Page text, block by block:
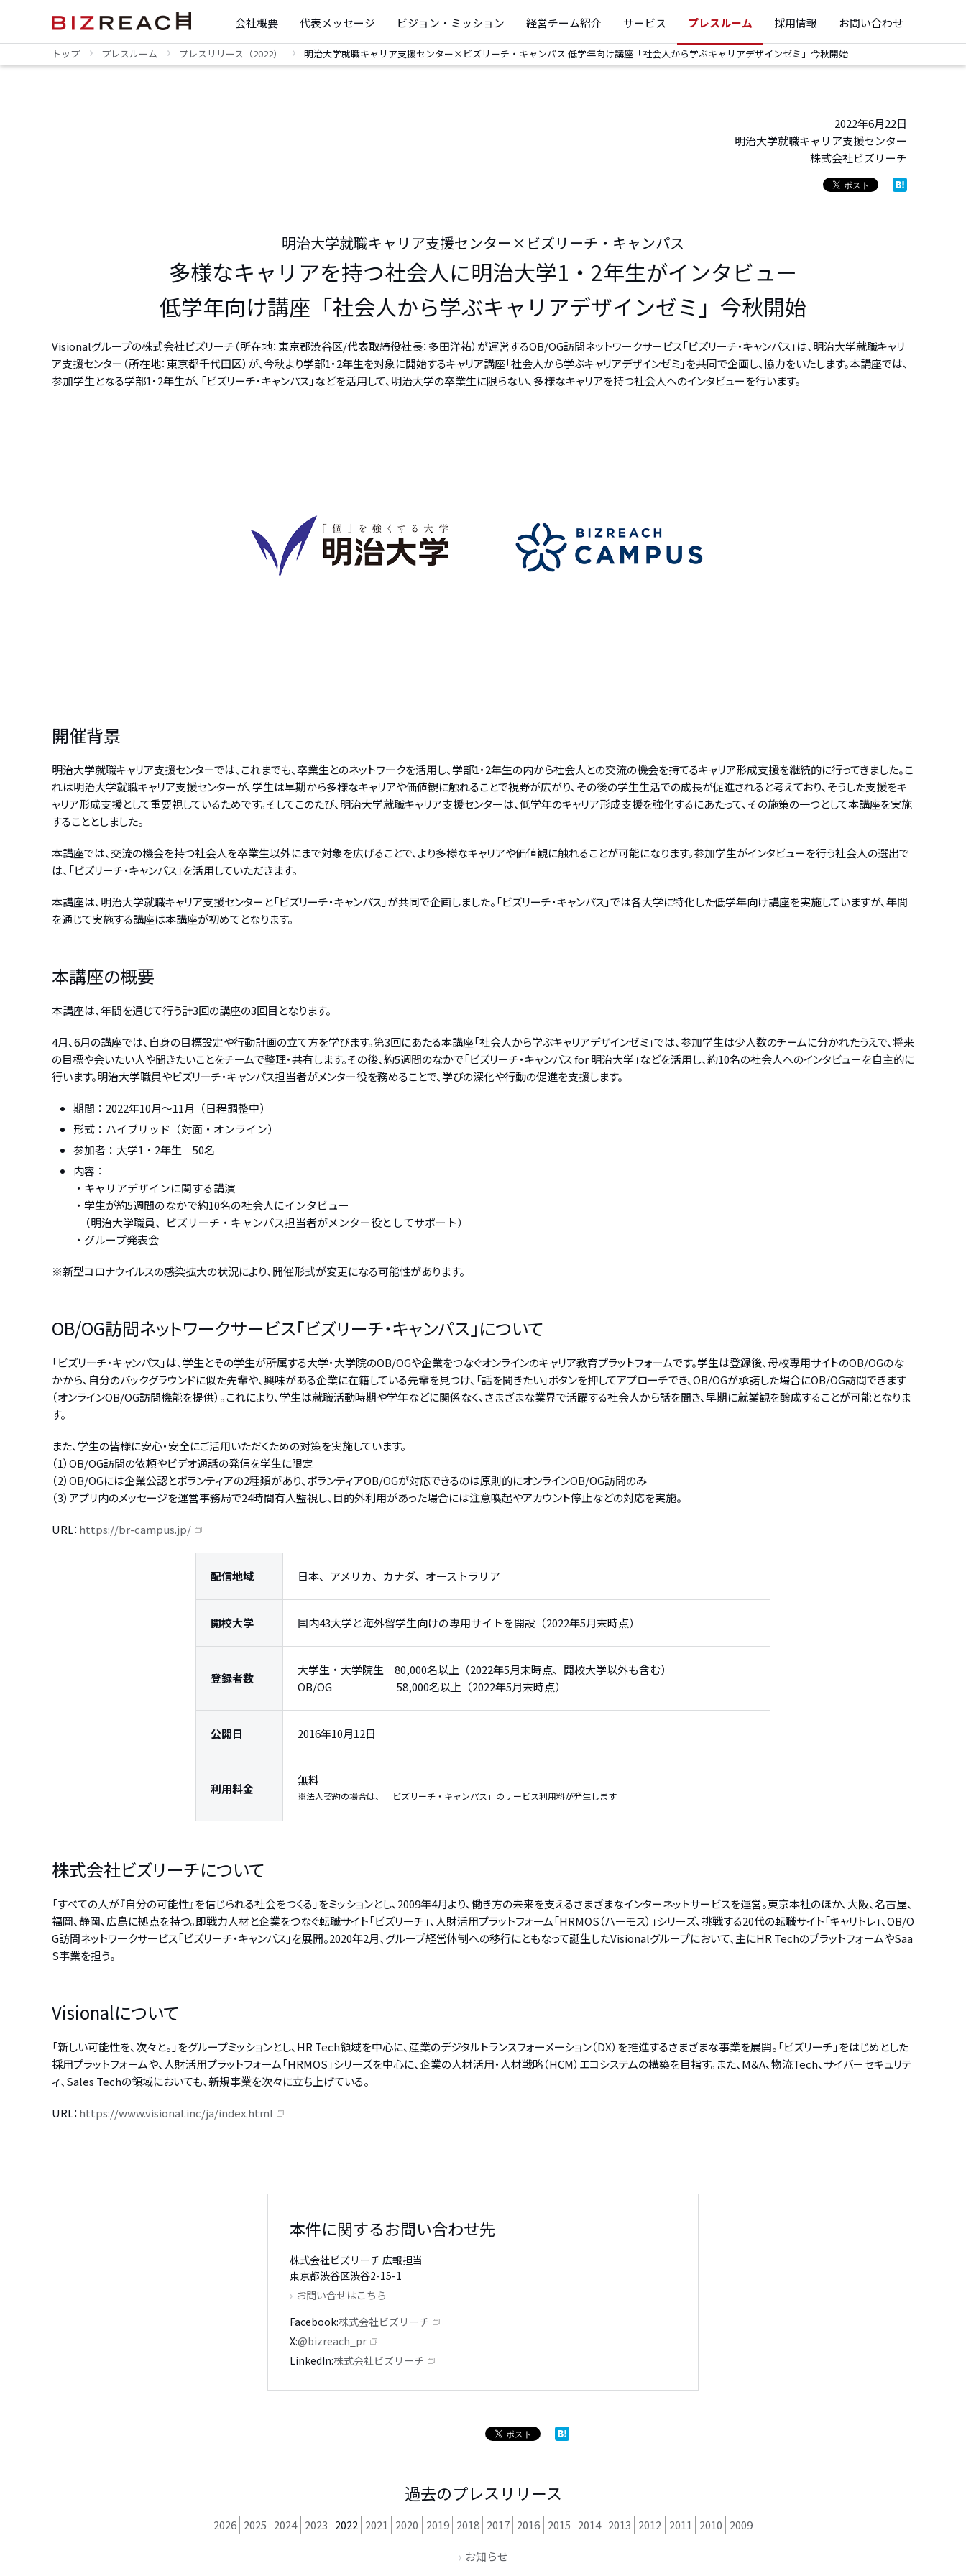
会社概要 代表メッセージ ビジョン・ミッション 経営チーム紹介 サービス プレスルーム 採用情報 お問い合わせ
トップ プレスルーム プレスリリース（2022） 明治大学就職キャリア支援センター×ビズリーチ・キャンパス 低学年向け講座「社会人から学ぶキャリアデザインゼミ」今秋開始
2022年6月22日
明治大学就職キャリア支援センター
株式会社ビズリーチ
明治大学就職キャリア支援センター×ビズリーチ・キャンパス
多様なキャリアを持つ社会人に明治大学1・2年生がインタビュー
低学年向け講座「社会人から学ぶキャリアデザインゼミ」今秋開始
Visionalグループの株式会社ビズリーチ（所在地：東京都渋谷区/代表取締役社長：多田洋祐）が運営するOB/OG訪問ネットワークサービス「ビズリーチ・キャンパス」は、明治大学就職キャリ
ア支援センター（所在地：東京都千代田区）が、今秋より学部1・2年生を対象に開始するキャリア講座「社会人から学ぶキャリアデザインゼミ」を共同で企画し、協力をいたします。本講座では、
参加学生となる学部1・2年生が、「ビズリーチ・キャンパス」などを活用して、明治大学の卒業生に限らない、多様なキャリアを持つ社会人へのインタビューを行います。
開催背景
明治大学就職キャリア支援センターでは、これまでも、卒業生とのネットワークを活用し、学部1・2年生の内から社会人との交流の機会を持てるキャリア形成支援を継続的に行ってきました。こ
れは明治大学就職キャリア支援センターが、学生は早期から多様なキャリアや価値観に触れることで視野が広がり、その後の学生生活での成長が促進されると考えており、そうした支援をキ
ャリア形成支援として重要視しているためです。そしてこのたび、明治大学就職キャリア支援センターは、低学年のキャリア形成支援を強化するにあたって、その施策の一つとして本講座を実施
することとしました。
本講座では、交流の機会を持つ社会人を卒業生以外にまで対象を広げることで、より多様なキャリアや価値観に触れることが可能になります。参加学生がインタビューを行う社会人の選出で
は、「ビズリーチ・キャンパス」を活用していただきます。
本講座は、明治大学就職キャリア支援センターと「ビズリーチ・キャンパス」が共同で企画しました。「ビズリーチ・キャンパス」では各大学に特化した低学年向け講座を実施していますが、年間
を通じて実施する講座は本講座が初めてとなります。
本講座の概要
本講座は、年間を通じて行う計3回の講座の3回目となります。
4月、6月の講座では、自身の目標設定や行動計画の立て方を学びます。第3回にあたる本講座「社会人から学ぶキャリアデザインゼミ」では、参加学生は少人数のチームに分かれたうえで、将来
の目標や会いたい人や聞きたいことをチームで整理・共有します。その後、約5週間のなかで「ビズリーチ・キャンパス for 明治大学」などを活用し、約10名の社会人へのインタビューを自主的に
行います。明治大学職員やビズリーチ・キャンパス担当者がメンター役を務めることで、学びの深化や行動の促進を支援します。
期間：2022年10月～11月（日程調整中）
形式：ハイブリッド（対面・オンライン）
参加者：大学1・2年生 50名
内容：
・キャリアデザインに関する講演
・学生が約5週間のなかで約10名の社会人にインタビュー
（明治大学職員、ビズリーチ・キャンパス担当者がメンター役としてサポート）
・グループ発表会
※新型コロナウイルスの感染拡大の状況により、開催形式が変更になる可能性があります。
OB/OG訪問ネットワークサービス「ビズリーチ・キャンパス」について
「ビズリーチ・キャンパス」は、学生とその学生が所属する大学・大学院のOB/OGや企業をつなぐオンラインのキャリア教育プラットフォームです。学生は登録後、母校専用サイトのOB/OGのな
かから、自分のバックグラウンドに似た先輩や、興味がある企業に在籍している先輩を見つけ、「話を聞きたい」ボタンを押してアプローチでき、OB/OGが承諾した場合にOB/OG訪問できます
（オンラインOB/OG訪問機能を提供）。これにより、学生は就職活動時期や学年などに関係なく、さまざまな業界で活躍する社会人から話を聞き、早期に就業観を醸成することが可能となりま
す。
また、学生の皆様に安心・安全にご活用いただくための対策を実施しています。
（1）OB/OG訪問の依頼やビデオ通話の発信を学生に限定
（2）OB/OGには企業公認とボランティアの2種類があり、ボランティアOB/OGが対応できるのは原則的にオンラインOB/OG訪問のみ
（3）アプリ内のメッセージを運営事務局で24時間有人監視し、目的外利用があった場合には注意喚起やアカウント停止などの対応を実施。
URL： https://br-campus.jp/
配信地域 日本、アメリカ、カナダ、オーストラリア
開校大学 国内43大学と海外留学生向けの専用サイトを開設（2022年5月末時点）
登録者数
大学生・大学院生 80,000名以上（2022年5月末時点、開校大学以外も含む）
OB/OG 58,000名以上（2022年5月末時点）
公開日 2016年10月12日
利用料金
無料
※法人契約の場合は、「ビズリーチ・キャンパス」のサービス利用料が発生します
株式会社ビズリーチについて
「すべての人が『自分の可能性』を信じられる社会をつくる」をミッションとし、2009年4月より、働き方の未来を支えるさまざまなインターネットサービスを運営。東京本社のほか、大阪、名古屋、
福岡、静岡、広島に拠点を持つ。即戦力人材と企業をつなぐ転職サイト「ビズリーチ」、人財活用プラットフォーム「HRMOS（ハーモス）」シリーズ、挑戦する20代の転職サイト「キャリトレ」、OB/O
G訪問ネットワークサービス「ビズリーチ・キャンパス」を展開。2020年2月、グループ経営体制への移行にともなって誕生したVisionalグループにおいて、主にHR TechのプラットフォームやSaa
S事業を担う。
Visionalについて
「新しい可能性を、次々と。」をグループミッションとし、HR Tech領域を中心に、産業のデジタルトランスフォーメーション（DX）を推進するさまざまな事業を展開。「ビズリーチ」をはじめとした
採用プラットフォームや、人財活用プラットフォーム「HRMOS」シリーズを中心に、企業の人材活用・人材戦略（HCM）エコシステムの構築を目指す。また、M&A、物流Tech、サイバーセキュリテ
ィ、Sales Techの領域においても、新規事業を次々に立ち上げている。
URL： https://www.visional.inc/ja/index.html
本件に関するお問い合わせ先
株式会社ビズリーチ 広報担当
東京都渋谷区渋谷2-15-1
お問い合せはこちら
Facebook 株式会社ビズリーチ
X@bizreach_pr
LinkedIn 株式会社ビズリーチ
過去のプレスリリース
2026 2025 2024 2023 2022 2021 2020 2019 2018 2017 2016 2015 2014 2013 2012 2011 2010 2009
お知らせ